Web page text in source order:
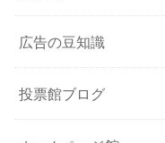
広告の豆知識
投票館ブログ